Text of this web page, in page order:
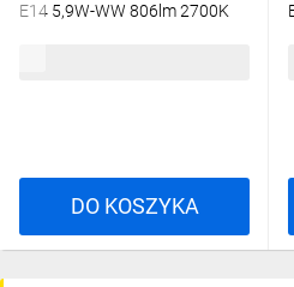
E14 5,9W-WW 806lm 2700K
DO KOSZYKA